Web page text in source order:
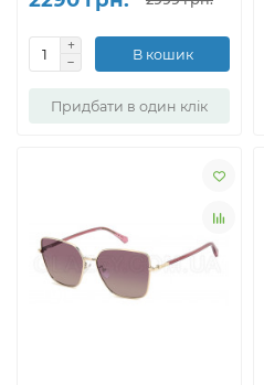
В кошик
Придбати в один клік